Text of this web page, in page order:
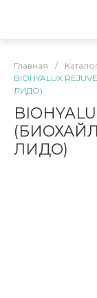
Главная /
BIOHYALUX
ЛИДО)
ЛИДО)